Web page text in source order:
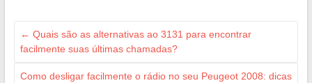
← Quais são as alternativas ao 3131 para encontrar
facilmente suas últimas chamadas?
Como desligar facilmente o rádio no seu Peugeot 2008: dicas